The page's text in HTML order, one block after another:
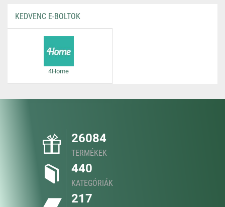
KEDVENC E-BOLTOK
4Home
26084
TERMÉKEK
440
KATEGÓRIÁK
217